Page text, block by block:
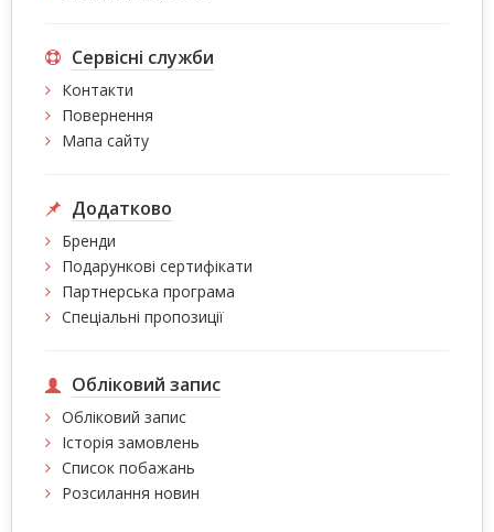
Сервісні служби
Контакти
Повернення
Мапа сайту
Додатково
Бренди
Подарункові сертифікати
Партнерська програма
Спеціальні пропозиції
Обліковий запис
Обліковий запис
Історія замовлень
Список побажань
Розсилання новин